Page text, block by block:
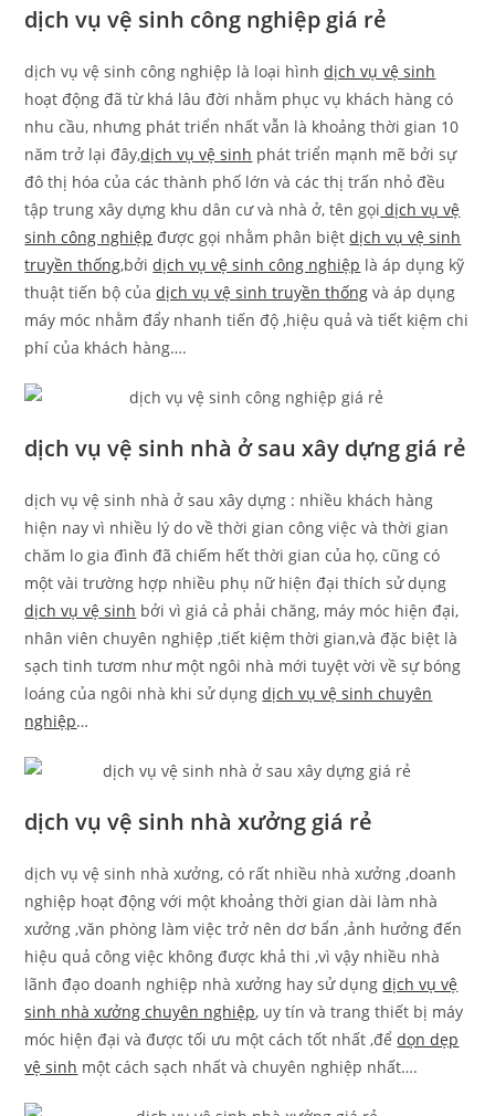
dịch vụ vệ sinh công nghiệp giá rẻ
dịch vụ vệ sinh công nghiệp là loại hìnhdịch vụ vệ sinh
hoạt động đã từ khá lâu đời nhằm phục vụ khách hàng có
nhu cầu, nhưng phát triển nhất vẫn là khoảng thời gian 10
năm trở lại đây,dịch vụ vệ sinh phát triển mạnh mẽ bởi sự
đô thị hóa của các thành phố lớn và các thị trấn nhỏ đều
tập trung xây dựng khu dân cư và nhà ở, tên gọi dịch vụ vệ
sinh công nghiệp được gọi nhằm phân biệtdịch vụ vệ sinh
truyền thống,bởidịch vụ vệ sinh công nghiệp là áp dụng kỹ
thuật tiến bộ củadịch vụ vệ sinh truyền thống và áp dụng
máy móc nhằm đẩy nhanh tiến độ ,hiệu quả và tiết kiệm chi
phí của khách hàng….
dịch vụ vệ sinh nhà ở sau xây dựng giá rẻ
dịch vụ vệ sinh nhà ở sau xây dựng : nhiều khách hàng
hiện nay vì nhiều lý do về thời gian công việc và thời gian
chăm lo gia đình đã chiếm hết thời gian của họ, cũng có
một vài trường hợp nhiều phụ nữ hiện đại thích sử dụng
dịch vụ vệ sinh bởi vì giá cả phải chăng, máy móc hiện đại,
nhân viên chuyên nghiệp ,tiết kiệm thời gian,và đặc biệt là
sạch tinh tươm như một ngôi nhà mới tuyệt vời về sự bóng
loáng của ngôi nhà khi sử dụngdịch vụ vệ sinh chuyên
nghiệp…
dịch vụ vệ sinh nhà xưởng giá rẻ
dịch vụ vệ sinh nhà xưởng, có rất nhiều nhà xưởng ,doanh
nghiệp hoạt động với một khoảng thời gian dài làm nhà
xưởng ,văn phòng làm việc trở nên dơ bẩn ,ảnh hưởng đến
hiệu quả công việc không được khả thi ,vì vậy nhiều nhà
lãnh đạo doanh nghiệp nhà xưởng hay sử dụngdịch vụ vệ
sinh nhà xưởng chuyên nghiệp, uy tín và trang thiết bị máy
móc hiện đại và được tối ưu một cách tốt nhất ,đểdọn dẹp
vệ sinh một cách sạch nhất và chuyên nghiệp nhất….